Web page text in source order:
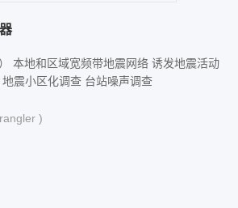
本地和区域宽频带地震网络 诱发地震活动
震小区化调查 台站噪声调查
)